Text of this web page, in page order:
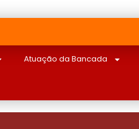
Atuação da Bancada